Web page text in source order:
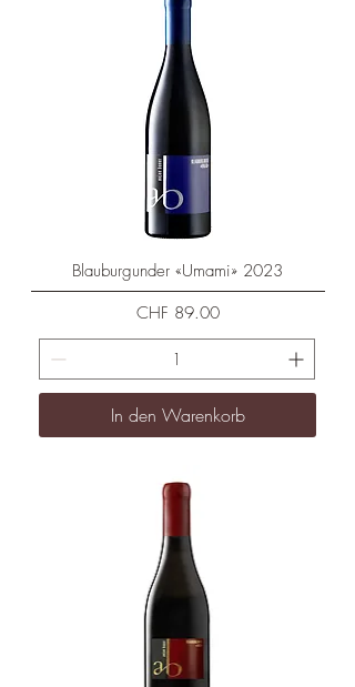
Blauburgunder «Umami» 2023
Preis
CHF 89.00
In den Warenkorb